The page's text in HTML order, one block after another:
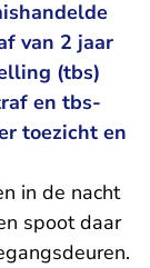
van 2 jaar
(tbs)
en tbs-
toezicht en
in de nacht
spoot daar